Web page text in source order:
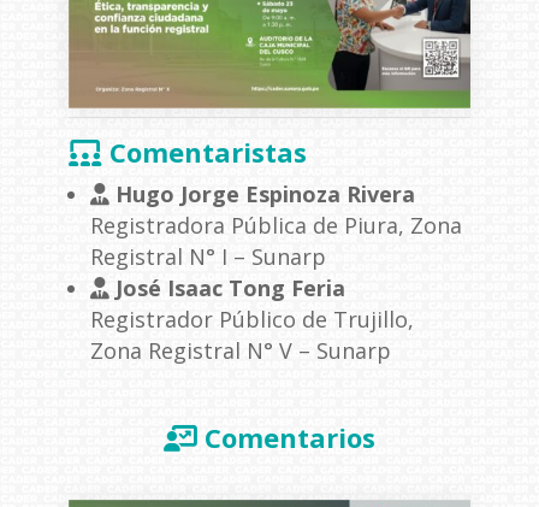
Comentaristas
Hugo Jorge Espinoza Rivera
Registradora Pública de Piura, Zona
Registral N° I – Sunarp
José Isaac Tong Feria
Registrador Público de Trujillo,
Zona Registral N° V – Sunarp
Comentarios